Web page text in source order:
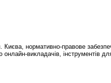
нормативно-правове
викладачів, інструментів